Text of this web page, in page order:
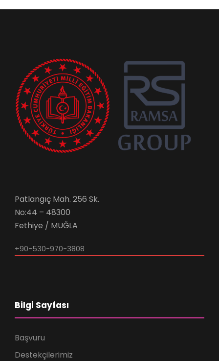
Patlangıç Mah. 256 Sk.
No:44 – 48300
Fethiye / MUĞLA
+90-530-970-3808
Bilgi Sayfası
Başvuru
Destekçilerimiz